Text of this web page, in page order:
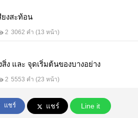
งสะท้อน
2 3062 คำ (13 หน้า)
ง และ จุดเริ่มต้นของบางอย่าง
2 5553 คำ (23 หน้า)
แชร์ แชร์ Line it